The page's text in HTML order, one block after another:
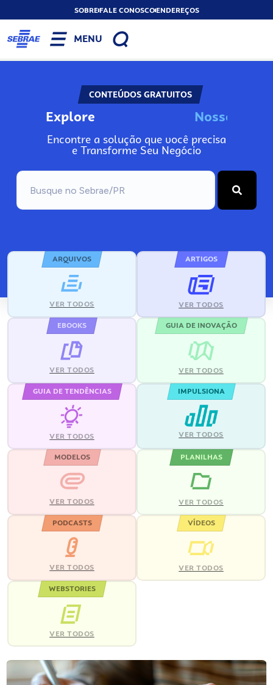
SOBREFALE CONOSCOENDEREÇOS
MENU
CONTEÚDOS GRATUITOS
Explore No
Encontre a solução que você precisa
e Transforme Seu Negócio
ARQUIVOS
VER TODOS
ARTIGOS
VER TODOS
EBOOKS
VER TODOS
GUIA DE INOVAÇÃO
VER TODOS
GUIA DE TENDÊNCIAS
VER TODOS
IMPULSIONA
VER TODOS
MODELOS
VER TODOS
PLANILHAS
VER TODOS
PODCASTS
VER TODOS
VÍDEOS
VER TODOS
WEBSTORIES
VER TODOS